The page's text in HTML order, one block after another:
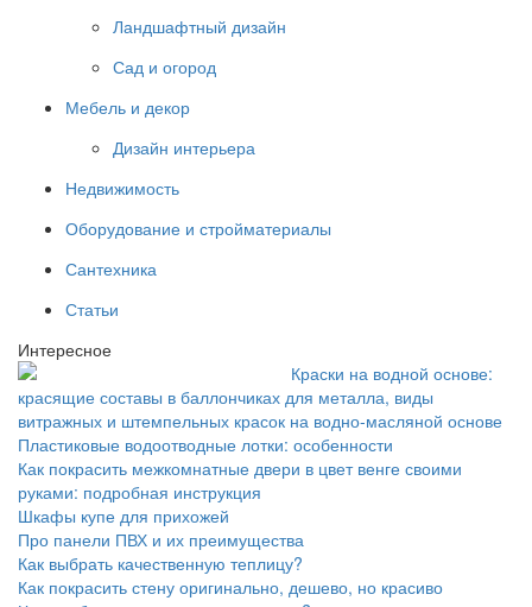
Ландшафтный дизайн
Сад и огород
Мебель и декор
Дизайн интерьера
Недвижимость
Оборудование и стройматериалы
Сантехника
Статьи
Интересное
Краски на водной основе:
красящие составы в баллончиках для металла, виды
витражных и штемпельных красок на водно-масляной основе
Пластиковые водоотводные лотки: особенности
Как покрасить межкомнатные двери в цвет венге своими
руками: подробная инструкция
Шкафы купе для прихожей
Про панели ПВХ и их преимущества
Как выбрать качественную теплицу?
Как покрасить стену оригинально, дешево, но красиво